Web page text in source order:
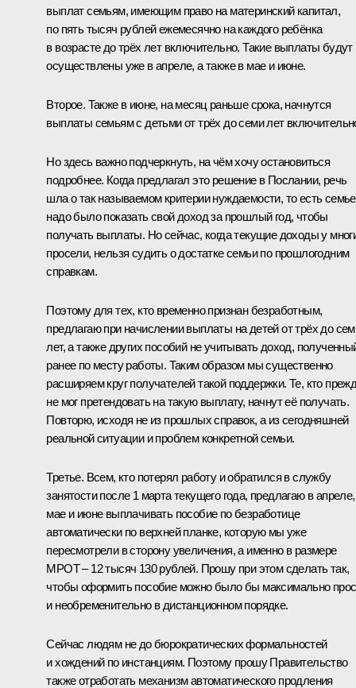
выплат семьям, имеющим право на материнский капитал,
по пять тысяч рублей ежемесячно на каждого ребёнка
в возрасте до трёх лет включительно. Такие выплаты будут
осуществлены уже в апреле, а также в мае и июне.
Второе. Также в июне, на месяц раньше срока, начнутся
выплаты семьям с детьми от трёх до семи лет
Но здесь важно подчеркнуть, на чём хочу остановиться
подробнее. Когда предлагал это решение в Послании, речь
шла о так называемом критерии нуждаемости, то есть семье
надо было показать свой доход за прошлый год, чтобы
получать выплаты. Но сейчас, когда текущие доходы у
просели, нельзя судить о достатке семьи по прошлогодним
справкам.
Поэтому для тех, кто временно признан безработным,
предлагаю при начислении выплаты на детей от трёх до
лет, а также других пособий не учитывать доход,
ранее по месту работы. Таким образом мы существенно
расширяем круг получателей такой поддержки. Те, кто
не мог претендовать на такую выплату, начнут её получать.
Повторю, исходя не из прошлых справок, а из сегодняшней
реальной ситуации и проблем конкретной семьи.
Третье. Всем, кто потерял работу и обратился в службу
занятости после 1 марта текущего года, предлагаю в апреле,
мае и июне выплачивать пособие по безработице
автоматически по верхней планке, которую мы уже
пересмотрели в сторону увеличения, а именно в размере
МРОТ – 12 тысяч 130 рублей. Прошу при этом сделать так,
чтобы оформить пособие можно было бы максимально
и необременительно в дистанционном порядке.
Сейчас людям не до бюрократических формальностей
и хождений по инстанциям. Поэтому прошу Правительство
также отработать механизм автоматического продления